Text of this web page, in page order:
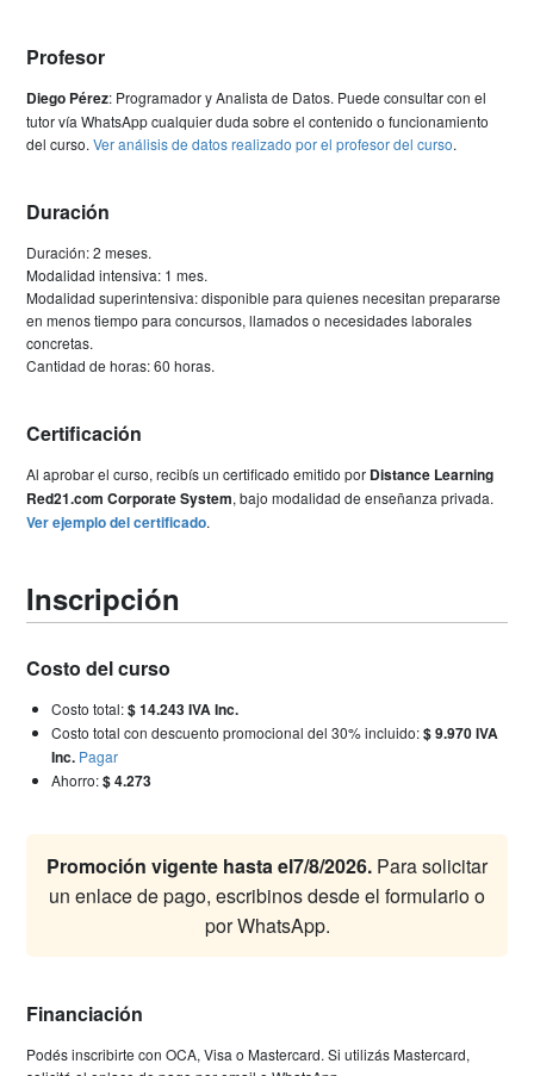
Profesor
Diego Pérez: Programador y Analista de Datos. Puede consultar con el
tutor vía WhatsApp cualquier duda sobre el contenido o funcionamiento
del curso.Ver análisis de datos realizado por el profesor del curso.
Duración
Duración: 2 meses.
Modalidad intensiva: 1 mes.
Modalidad superintensiva: disponible para quienes necesitan prepararse
en menos tiempo para concursos, llamados o necesidades laborales
concretas.
Cantidad de horas: 60 horas.
Certificación
Al aprobar el curso, recibís un certificado emitido por Distance Learning
Red21.com Corporate System, bajo modalidad de enseñanza privada.
Ver ejemplo del certificado.
Inscripción
Costo del curso
Costo total:$ 14.243 IVA Inc.
Costo total con descuento promocional del 30% incluido:$ 9.970 IVA
Inc. Pagar
Ahorro:$ 4.273
Promoción vigente hasta el7/8/2026. Para solicitar
un enlace de pago, escribinos desde el formulario o
por WhatsApp.
Financiación
Podés inscribirte con OCA, Visa o Mastercard. Si utilizás Mastercard,